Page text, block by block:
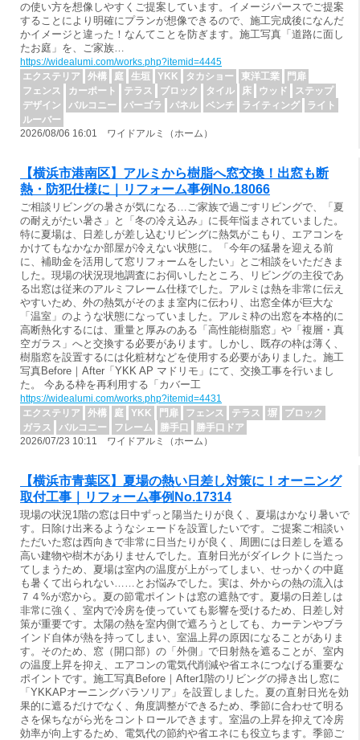
の使い方を想像しやすくご提案しています。イメージパースでご提案
することにより明確にプランが想像できるので、施工完成後になんだ
かイメージと違った！なんてことを防ぎます。施工写真「道路に面し
たお庭」を、ご家族…
https://widealumi.com/works.php?itemid=4445
エクステリア
外構 庭 生垣 YKK タカショー 東洋工業
門扉
フェンス
カーポート テラス ブロック タイル 床 ウッド
ステップ
デザイン
バルコニー パーゴラ パネル ベンチ ライティング
ライト
ルーバー
2026/08/06 16:01 ワイドアルミ（ホーム）
【横浜市港南区】アルミから樹脂へ窓交換！出窓も断
熱・防犯仕様に｜リフォーム事例No.18066
ご相談リビングの暑さが気になる…ご家族で過ごすリビングで、「夏
の耐えがたい暑さ」と「冬の冷え込み」に長年悩まされていました。
特に夏場は、日差しが差し込むリビングに熱気がこもり、エアコンを
かけてもなかなか部屋が冷えない状態に。「今年の猛暑を迎える前
に、補助金を活用して窓リフォームをしたい」とご相談をいただきま
した。現場の状況現地調査にお伺いしたところ、リビングの主役であ
る出窓は従来のアルミフレーム仕様でした。アルミは熱を非常に伝え
やすいため、外の熱気がそのまま室内に伝わり、出窓全体が巨大な
「温室」のような状態になっていました。アルミ枠の出窓を本格的に
高断熱化するには、重量と厚みのある「高性能樹脂窓」や「複層・真
空ガラス」へと交換する必要があります。しかし、既存の枠は薄く、
樹脂窓を設置するには化粧材などを使用する必要がありました。施工
写真Before｜After「YKK AP マドリモ」にて、交換工事を行いまし
た。 今ある枠を再利用する「カバー工
https://widealumi.com/works.php?itemid=4431
エクステリア
外構 庭 YKK 門扉 フェンス テラス 塀
ブロック
ガラス
バルコニー フレーム 勝手口
勝手口ドア
2026/07/23 10:11 ワイドアルミ（ホーム）
【横浜市青葉区】夏場の熱い日差し対策に！オーニング
取付工事｜リフォーム事例No.17314
現場の状況1階の窓は日中ずっと陽当たりが良く、夏場はかなり暑いで
す。日除け出来るようなシェードを設置したいです。ご提案ご相談い
ただいた窓は西向きで非常に日当たりが良く、周囲には日差しを遮る
高い建物や樹木がありませんでした。直射日光がダイレクトに当たっ
てしまうため、夏場は室内の温度が上がってしまい、せっかくの中庭
も暑くて出られない……とお悩みでした。実は、外からの熱の流入は
７４%が窓から。夏の節電ポイントは窓の遮熱です。夏場の日差しは
非常に強く、室内で冷房を使っていても影響を受けるため、日差し対
策が重要です。太陽の熱を室内側で遮ろうとしても、カーテンやブラ
インド自体が熱を持ってしまい、室温上昇の原因になることがありま
す。そのため、窓（開口部）の「外側」で日射熱を遮ることが、室内
の温度上昇を抑え、エアコンの電気代削減や省エネにつなげる重要な
ポイントです。施工写真Before｜After1階のリビングの掃き出し窓に
「YKKAPオーニングパラソリア」を設置しました。夏の直射日光を効
果的に遮るだけでなく、角度調整ができるため、季節に合わせて明る
さを保ちながら光をコントロールできます。室温の上昇を抑えて冷房
効率が向上するため、電気代の節約や省エネにも役立ちます。季節ご